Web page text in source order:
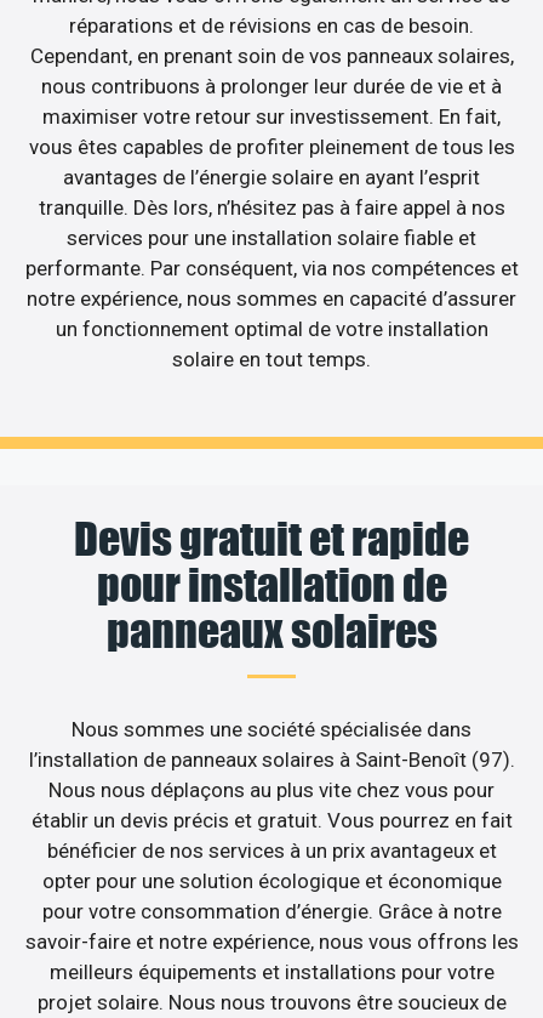
réparations et de révisions en cas de besoin.
Cependant, en prenant soin de vos panneaux solaires,
nous contribuons à prolonger leur durée de vie et à
maximiser votre retour sur investissement. En fait,
vous êtes capables de profiter pleinement de tous les
avantages de l’énergie solaire en ayant l’esprit
tranquille. Dès lors, n’hésitez pas à faire appel à nos
services pour une installation solaire fiable et
performante. Par conséquent, via nos compétences et
notre expérience, nous sommes en capacité d’assurer
un fonctionnement optimal de votre installation
solaire en tout temps.
Devis gratuit et rapide
pour installation de
panneaux solaires
Nous sommes une société spécialisée dans
l’installation de panneaux solaires à Saint-Benoît (97).
Nous nous déplaçons au plus vite chez vous pour
établir un devis précis et gratuit. Vous pourrez en fait
bénéficier de nos services à un prix avantageux et
opter pour une solution écologique et économique
pour votre consommation d’énergie. Grâce à notre
savoir-faire et notre expérience, nous vous offrons les
meilleurs équipements et installations pour votre
projet solaire. Nous nous trouvons être soucieux de